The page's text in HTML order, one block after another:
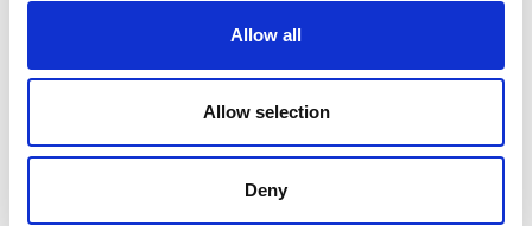
Allow all
Allow selection
Deny